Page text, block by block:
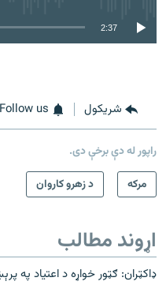
2:37
شريکول Follow us
راپور له دې برخې دی.
مرکه
د زهرو کاروان
اړوند مطالب
ډاکټران: ګټور خواړه د اعتیاد په